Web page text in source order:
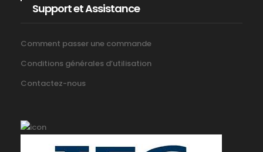
Support et Assistance
Comment passer une commande
Conditions générales d’utilisation
Contactez-nous